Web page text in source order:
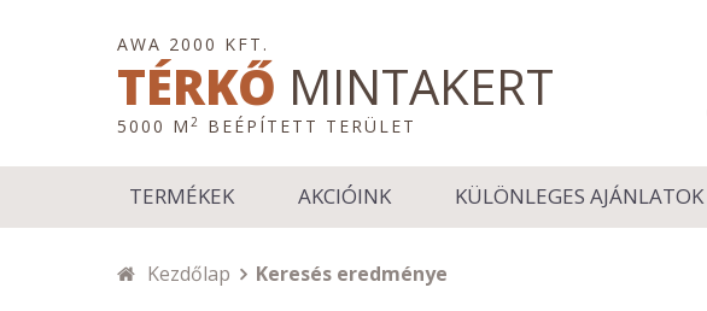
AWA 2000 KFT.
TÉRKŐ MINTAKERT
5000 M 2 BEÉPÍTETT TERÜLET
TERMÉKEK AKCIÓINK KÜLÖNLEGES AJÁNLATOK
Kezdőlap Keresés eredménye